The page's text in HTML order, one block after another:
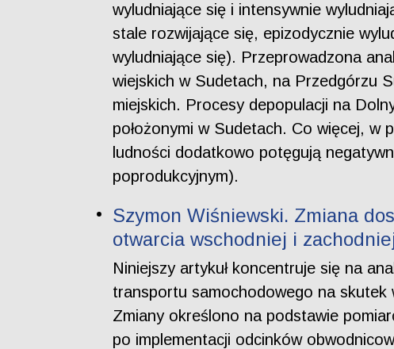
wyludniające się i intensywnie
stale rozwijające się, epizodycznie
wyludniające się). Przeprowadzona
wiejskich w Sudetach, na Przedgórzu
miejskich. Procesy depopulacji na
położonymi w Sudetach. Co więcej, w
ludności dodatkowo potęgują
poprodukcyjnym).
Szymon Wiśniewski. Zmiana
otwarcia wschodniej i
Niniejszy artykuł koncentruje się na
transportu samochodowego na skutek
Zmiany określono na podstawie
po implementacji odcinków